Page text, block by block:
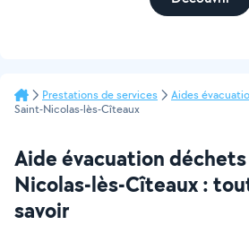
Prestations de services Aides
Saint-Nicolas-lès-Cîteaux
Aide évacuation
Nicolas-lès-Cîteaux :
savoir